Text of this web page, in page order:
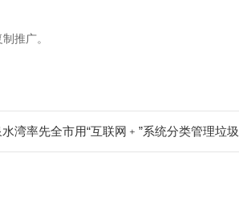
推广。
湾率先全市用“互联网﹢”系统分类管理垃圾